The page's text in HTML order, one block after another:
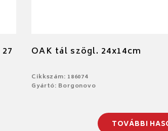
OAK tál szögl. 24x14cm
Cikkszám: 186074
Gyártó: Borgonovo
TOVÁBBI